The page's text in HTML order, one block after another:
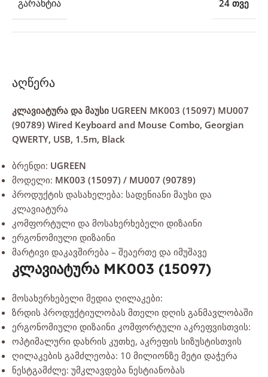
აღწერა
კლავიატურა და მაუსი UGREEN MK003 (15097) MU007
(90789) Wired Keyboard and Mouse Combo, Georgian
QWERTY, USB, 1.5m, Black
ბრენდი: UGREEN
მოდელი: MK003 (15097) / MU007 (90789)
პროდუქტის დასახელება: სადენიანი მაუსი და
კლავიატურა
კომფორტული და მოსახერხებელი დიზაინი
ერგონომიული დიზაინი
მარტივი დაკავშირება – შეაერთე და იმუშავე
კლავიატურა MK003 (15097)
მოსახერხებელი მედია ღილაკები:
ზრდის პროდუქტიულობას მთელი დღის განმავლობაში
ერგონომიული დიზაინი კომფორტული აკრეფვისთვის:
ოპტიმალური დახრის კუთხე, აკრეფის სიზუსტისთვის
ღილაკების გამძლეობა: 10 მილიონზე მეტი დაჭერა
ნესტგამძლე: უმკლავდება ნესტიანობას
ᲒᲐᲠᲐᲜᲢᲘᲐ 24 თვე